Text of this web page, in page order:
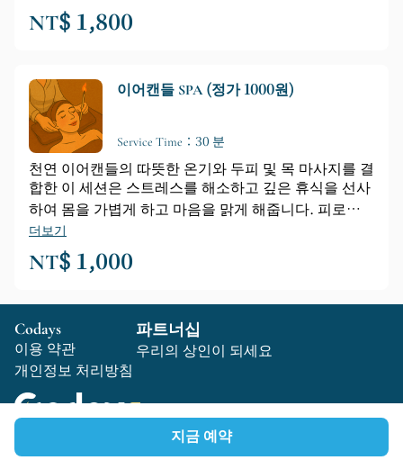
어주고, 얼굴 윤곽을 더욱 부드럽고 가볍게 가꿔줍니
다. 눈을 과도하게 사용하는 분, 두통이 심한 분, 수면의
편안하고 힐링되는 경험을 선사합니다.
NT$ 1,800
이어캔들 SPA (정가 1000원)
Service Time：30 분
천연 이어캔들의 따뜻한 온기와 두피 및 목 마사지를 결
합한 이 세션은 스트레스를 해소하고 깊은 휴식을 선사
하여 몸을 가볍게 하고 마음을 맑게 해줍니다. 피로감
을 자주 느끼거나, 답답함을 느끼거나, 스트레스를 많
이 받는 분들에게 적합합니다. 이 스트레스 해소 및 휴
식 코스는 이어캔들 마사지와 두피 및 어깨 이완 마사지
더보기
NT$ 1,000
지금 예약
Copyright © 2025 Codays All rights reserved
Codays
이용 약관
개인정보 처리방침
파트너십
우리의 상인이 되세요